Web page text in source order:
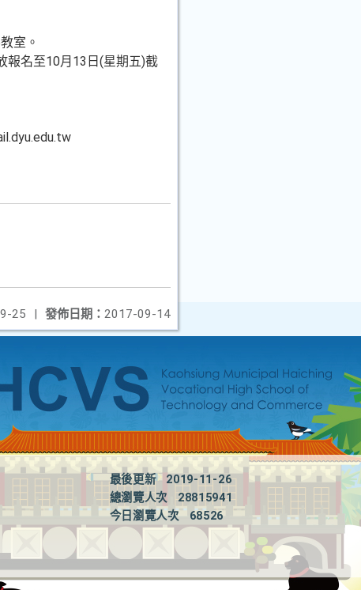
室。
報名至10月13日(星期五)截
發佈日期： 2017-09-14
25 |
最後更新
2019-11-26
總瀏覽人次
28815941
今日瀏覽人次
68526